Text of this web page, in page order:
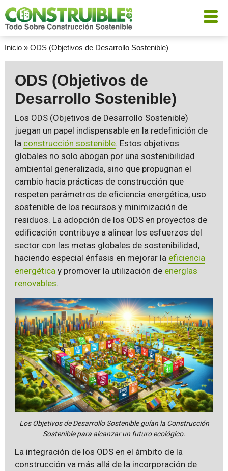
Inicio» ODS (Objetivos de Desarrollo Sostenible)
ODS (Objetivos de
Desarrollo Sostenible)
Los ODS (Objetivos de Desarrollo Sostenible)
juegan un papel indispensable en la redefinición de
la construcción sostenible. Estos objetivos
globales no solo abogan por una sostenibilidad
ambiental generalizada, sino que propugnan el
cambio hacia prácticas de construcción que
respeten parámetros de eficiencia energética, uso
sostenible de los recursos y minimización de
residuos. La adopción de los ODS en proyectos de
edificación contribuye a alinear los esfuerzos del
sector con las metas globales de sostenibilidad,
haciendo especial énfasis en mejorar la eficiencia
energéticay promover la utilización de energías
renovables.
Los Objetivos de Desarrollo Sostenible guían la Construcción
Sostenible para alcanzar un futuro ecológico.
La integración de los ODS en el ámbito de la
construcción va más allá de la incorporación de